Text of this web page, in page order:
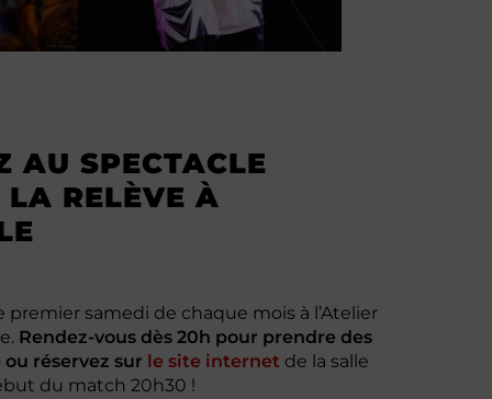
AU SPECTACLE
LA RELÈVE À
premier samedi de chaque mois à l’Atelier
Rendez-vous dès 20h pour prendre des
réservez sur le site internet de la salle
du match 20h30 !